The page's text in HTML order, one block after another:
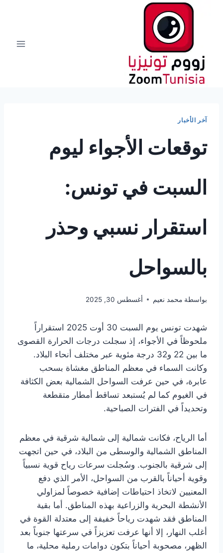
آخر الأخبار
توقعات الأجواء ليوم
السبت في تونس:
استقرار نسبي وحذر
بالسواحل
بواسطة محمد نعيم أغسطس 30, 2025
شهدت تونس يوم السبت 30 أوت 2025 استقراراً
ملحوظاً في الأجواء، إذ سجلت درجات الحرارة القصوى
ما بين 22 و32 درجة مئوية عبر مختلف أنحاء البلاد.
وكانت السماء في معظم المناطق مغشاة بسحب
عابرة، في حين عرفت السواحل الشمالية بعض الكثافة
في الغيوم كما لم يُستبعد تساقط أمطار متقطعة
وتحديداً في الفترات الصباحية.
أما الرياح، فكانت شمالية إلى شمالية شرقية في معظم
المناطق الشمالية والوسطى من البلاد، في حين اتجهت
إلى شرقية بالجنوب. وسُجلت سرعات رياح قوية نسبياً
وقوية أحياناً بالقرب من السواحل، الأمر الذي دفع
المعنيين لاتخاذ احتياطات إضافية خصوصاً لمزاولي
الأنشطة البحرية والزراعية بهذه المناطق. أما بقية
المناطق فقد شهدت رياحاً خفيفة إلى معتدلة القوة في
أغلب النهار، إلا أنها عرفت تعزيزاً في سرعتها جنوباً بعد
الظهر، مصحوبة أحياناً بتكون دوامات رملية محلية، ما